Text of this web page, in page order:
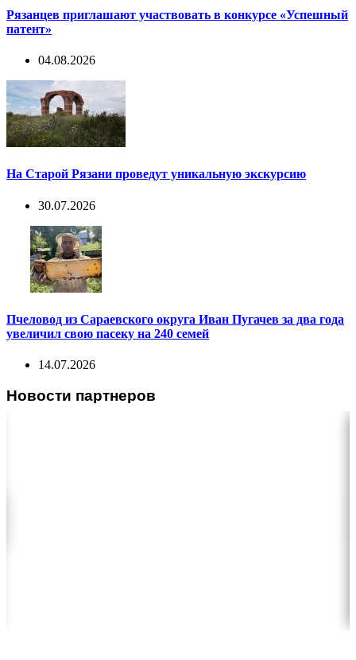
Рязанцев приглашают участвовать в конкурсе «Успешный
патент»
04.08.2026
На Старой Рязани проведут уникальную экскурсию
30.07.2026
Пчеловод из Сараевского округа Иван Пугачев за два года
увеличил свою пасеку на 240 семей
14.07.2026
Новости партнеров